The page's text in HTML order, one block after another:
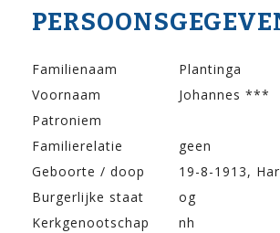
Familienaam
Plantinga
Voornaam
Johannes ***
Patroniem
Familierelatie
geen
Geboorte / doop
19-8-1913,
Burgerlijke staat
og
Kerkgenootschap
nh